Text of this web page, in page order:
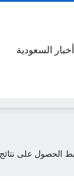
أخبار السعودية
على نتائج بكالوريا الجزائر 2024